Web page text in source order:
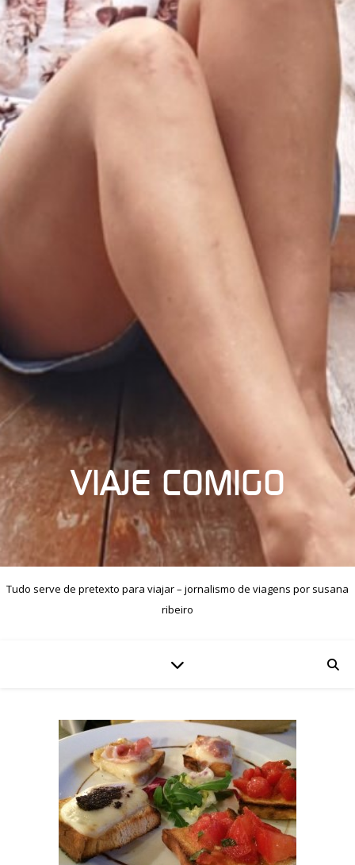
VIAJE COMIGO
Tudo serve de pretexto para viajar – jornalismo de viagens por susana
ribeiro